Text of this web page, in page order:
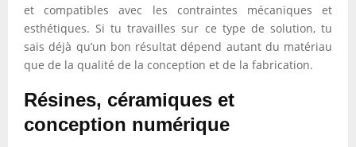
et compatibles avec les contraintes mécaniques et
esthétiques. Si tu travailles sur ce type de solution, tu
sais déjà qu’un bon résultat dépend autant du matériau
que de la qualité de la conception et de la fabrication.
Résines, céramiques et
conception numérique